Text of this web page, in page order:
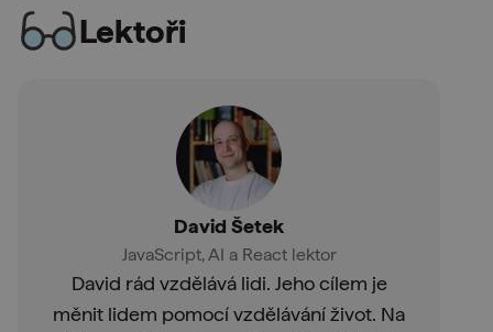
Lektoři
David Šetek
JavaScript, AI a React lektor
David rád vzdělává lidi. Jeho cílem je
měnit lidem pomocí vzdělávání život. Na